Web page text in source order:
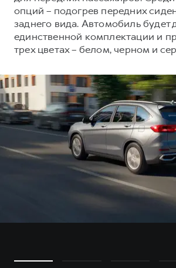
опций – подогрев передних
заднего вида. Автомобиль будет
единственной комплектации и
трех цветах – белом, черном и